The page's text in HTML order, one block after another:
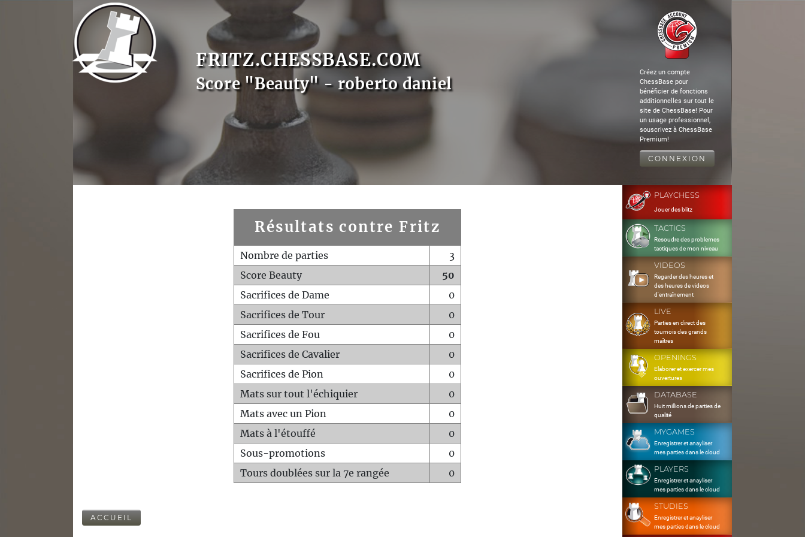
FRITZ.CHESSBASE.COM
Score "Beauty" - roberto daniel
Créez un compte
ChessBase pour
bénéficier de fonctions
additionnelles sur tout le
site de ChessBase! Pour
un usage professionnel,
souscrivez à ChessBase
Premium!
CONNEXION
Résultats contre Fritz
Nombre de parties
3
Score Beauty
50
Sacrifices de Dame
0
Sacrifices de Tour
0
Sacrifices de Fou
0
Sacrifices de Cavalier
0
Sacrifices de Pion
0
Mats sur tout l'échiquier
0
Mats avec un Pion
0
Mats à l'étouffé
0
Sous-promotions
0
Tours doublées sur la 7e rangée
0
ACCUEIL
PLAYCHESS
Jouer des blitz
TACTICS
Resoudre des problemes
tactiques de mon niveau
VIDEOS
Regarder des heures et
des heures de videos
d'entraînement
LIVE
Parties en direct des
tournois des grands
maîtres
OPENINGS
Elaborer et exercer mes
ouvertures
DATABASE
Huit millions de parties de
qualité
MYGAMES
Enregistrer et anayliser
mes parties dans le cloud
PLAYERS
Enregistrer et anayliser
mes parties dans le cloud
STUDIES
Enregistrer et anayliser
mes parties dans le cloud